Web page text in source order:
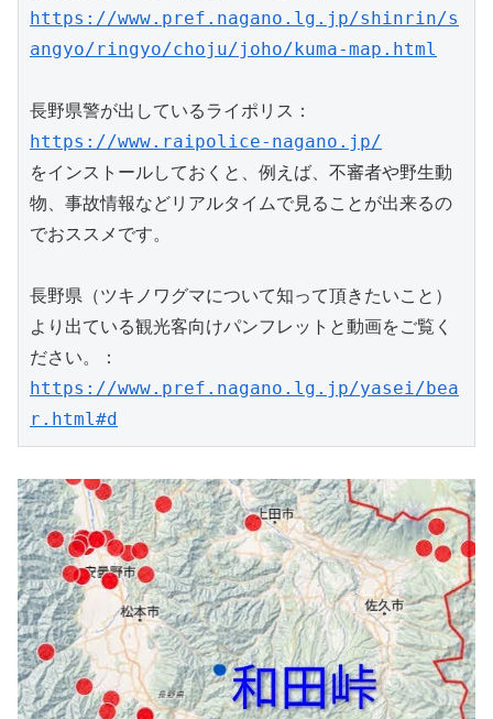
https://www.pref.nagano.lg.jp/shinrin/s
angyo/ringyo/choju/joho/kuma-map.html
長野県警が出しているライポリス：
https://www.raipolice-nagano.jp/
をインストールしておくと、例えば、不審者や野生動
物、事故情報などリアルタイムで見ることが出来るの
でおススメです。
長野県（ツキノワグマについて知って頂きたいこと）
より出ている観光客向けパンフレットと動画をご覧く
ださい。：
https://www.pref.nagano.lg.jp/yasei/bea
r.html#d